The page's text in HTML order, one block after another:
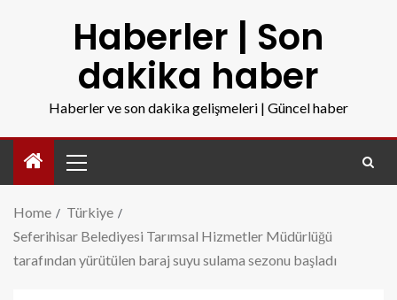
Haberler | Son
dakika haber
Haberler ve son dakika gelişmeleri | Güncel haber
Home
Türkiye
Seferihisar Belediyesi Tarımsal Hizmetler Müdürlüğü
tarafından yürütülen baraj suyu sulama sezonu başladı